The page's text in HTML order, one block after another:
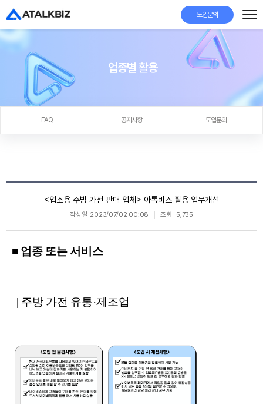
도입문의
업종별 활용
FAQ 공지사항 도입문의
<업소용 주방 가전 판매 업체> 아톡비즈 활용 업무개선
작성일 2023/07/02 00:08 조회 5,735
■ 업종 또는 서비스
| 주방 가전 유통·제조업